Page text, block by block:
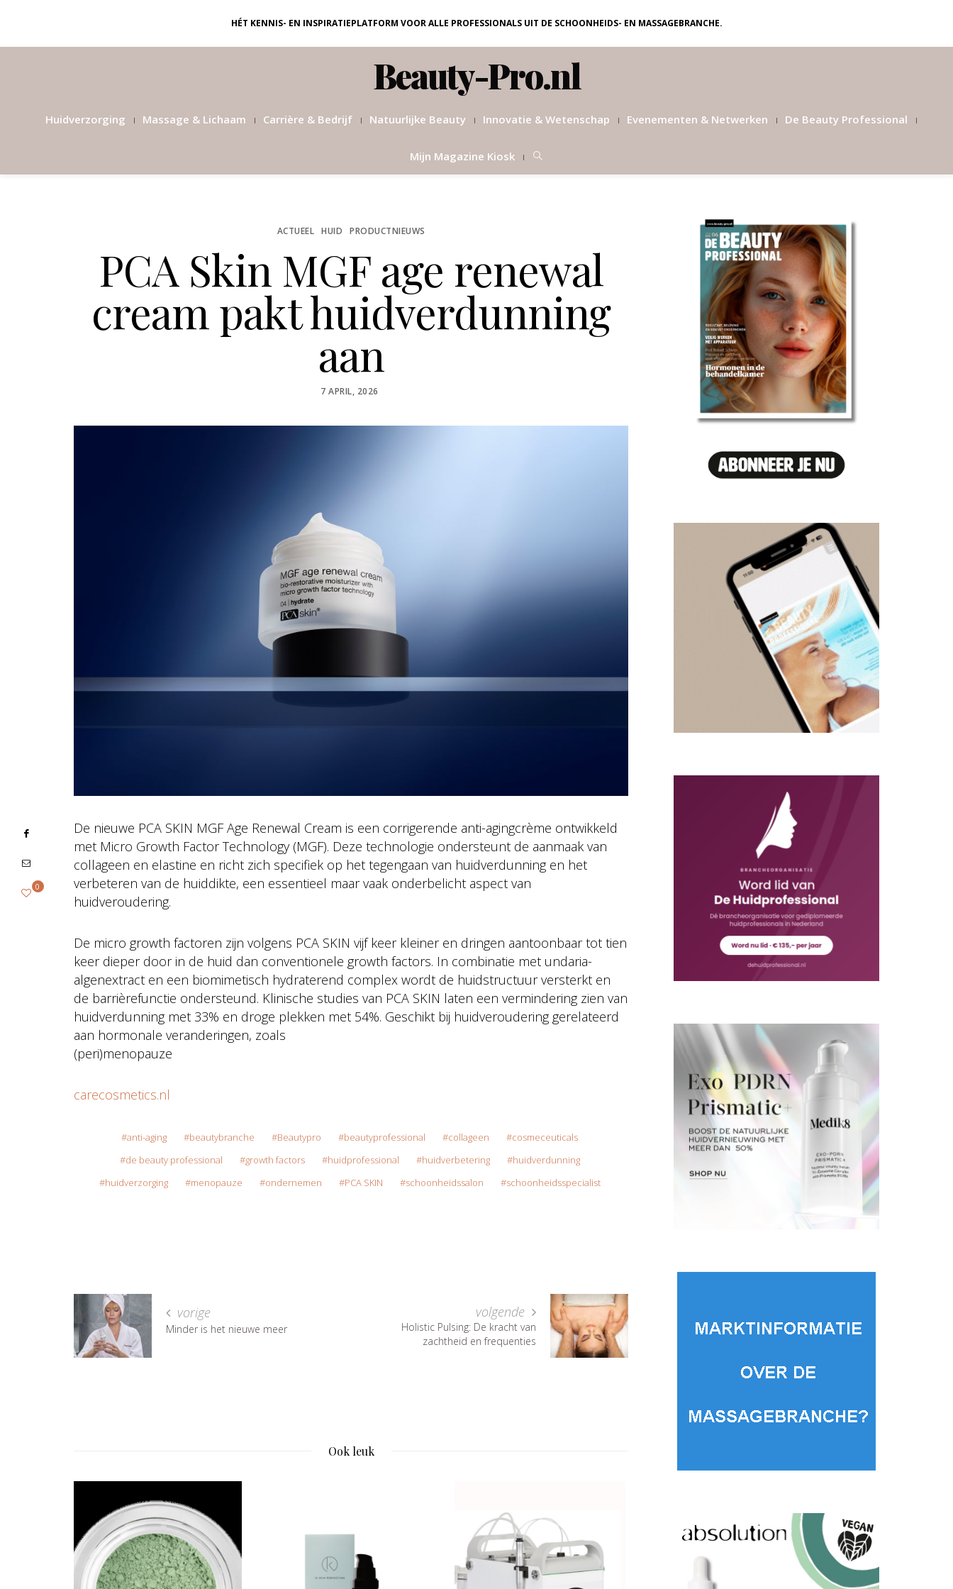
HÉT KENNIS- EN INSPIRATIEPLATFORM VOOR ALLE PROFESSIONALS UIT DE SCHOONHEIDS- EN MASSAGEBRANCHE.
Beauty-Pro.nl
Huidverzorging Massage & Lichaam Carrière & Bedrijf Natuurlijke Beauty Innovatie & Wetenschap Evenementen & Netwerken De Beauty Professional
Mijn Magazine Kiosk
ACTUEEL HUID PRODUCTNIEUWS
PCA Skin MGF age renewal
cream pakt huidverdunning
aan
POSTED
7 APRIL, 2026
De nieuwe PCA SKIN MGF Age Renewal Cream is een corrigerende anti-agingcrème ontwikkeld
met Micro Growth Factor Technology (MGF). Deze technologie ondersteunt de aanmaak van
collageen en elastine en richt zich specifiek op het tegengaan van huidverdunning en het
verbeteren van de huiddikte, een essentieel maar vaak onderbelicht aspect van
huidveroudering.
De micro growth factoren zijn volgens PCA SKIN vijf keer kleiner en dringen aantoonbaar tot tien
keer dieper door in de huid dan conventionele growth factors. In combinatie met undaria-
algenextract en een biomimetisch hydraterend complex wordt de huidstructuur versterkt en
de barrièrefunctie ondersteund. Klinische studies van PCA SKIN laten een vermindering zien van
huidverdunning met 33% en droge plekken met 54%. Geschikt bij huidveroudering gerelateerd
aan hormonale veranderingen, zoals
(peri)menopauze
carecosmetics.nl
0
anti-aging beautybranche Beautypro beautyprofessional collageen
cosmeceuticals
de beauty professional
growth factors huidprofessional huidverbetering
huidverdunning
huidverzorging
menopauze ondernemen PCA SKIN schoonheidssalon schoonheidsspecialist
vorige
Minder is het nieuwe meer
volgende
Holistic Pulsing: De kracht van
zachtheid en frequenties
Ook leuk